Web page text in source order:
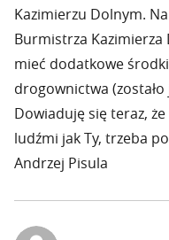
Kazimierzu Dolnym.
Burmistrza Kazimierza
mieć dodatkowe
drogownictwa
Dowiaduję się teraz, że
ludźmi jak Ty, trzeba
Andrzej Pisula